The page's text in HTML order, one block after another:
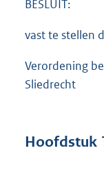
BESLUIT:
vast te stellen
Verordening
Sliedrecht
Hoofdstuk